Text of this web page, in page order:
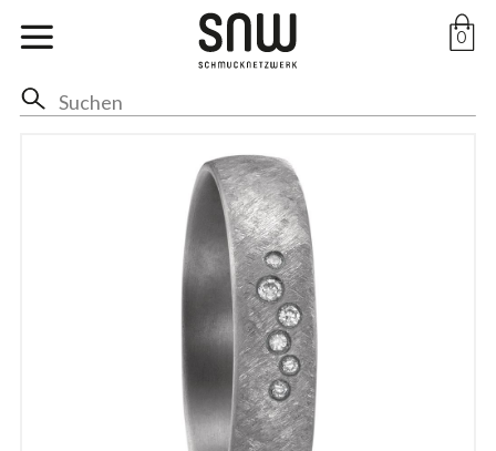
Marken
Hals
Anhänger
Ringe
Arm
Fuss
0